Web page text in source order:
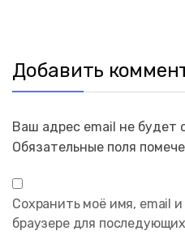
Добавить
Ваш адрес email не будет
Обязательные поля
Сохранить моё имя, email
браузере для